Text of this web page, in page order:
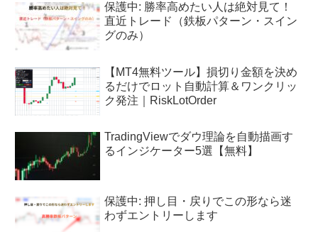
保護中: 勝率高めたい人は絶対見て！
直近トレード（鉄板パターン・スイン
グのみ）
【MT4無料ツール】損切り金額を決め
るだけでロット自動計算＆ワンクリッ
ク発注｜RiskLotOrder
TradingViewでダウ理論を自動描画す
るインジケーター5選【無料】
保護中: 押し目・戻りでこの形なら迷
わずエントリーします